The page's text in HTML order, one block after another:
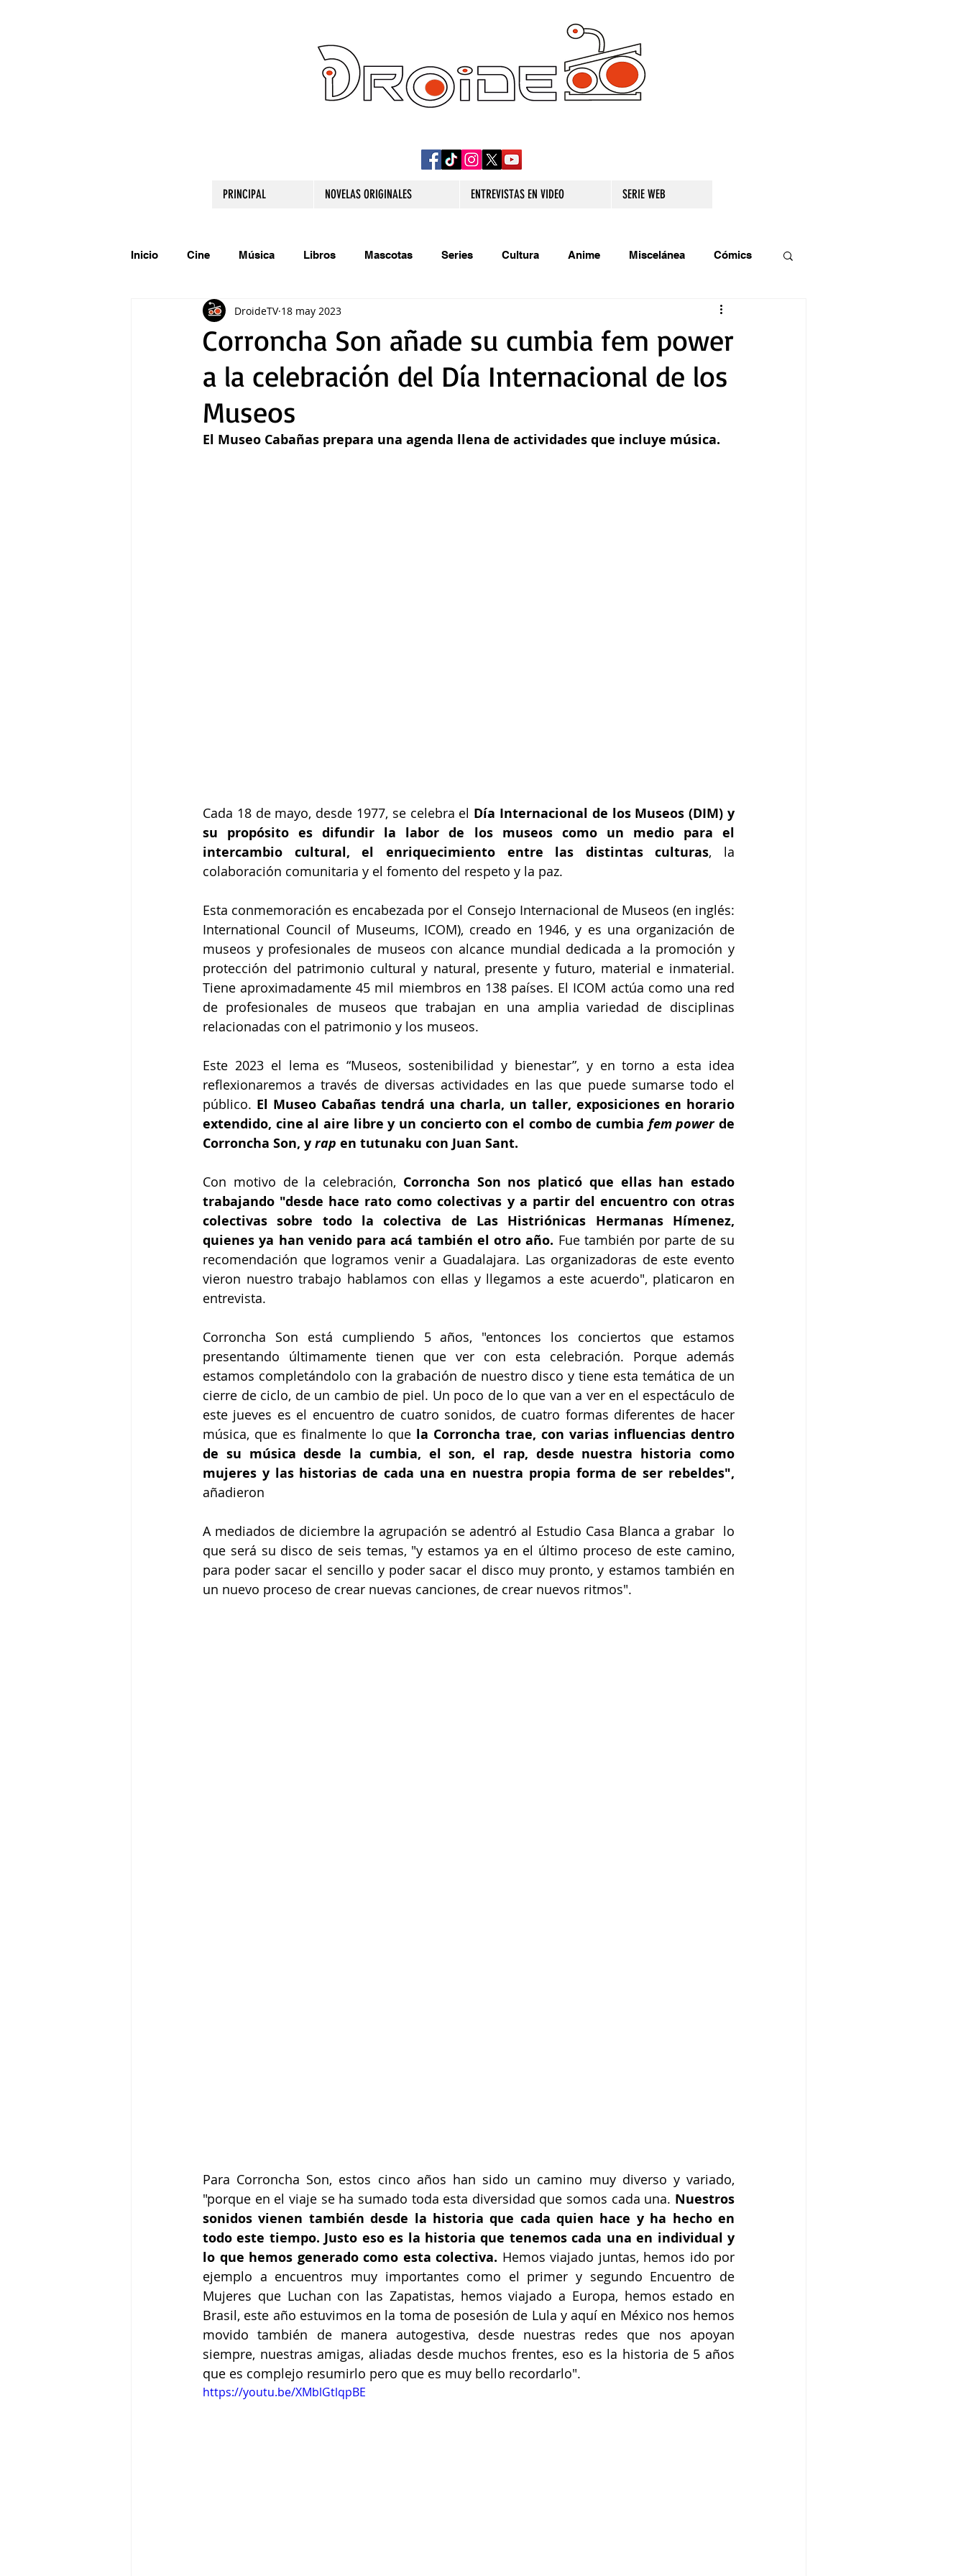
PRINCIPAL NOVELAS ORIGINALES ENTREVISTAS EN VIDEO SERIE WEB
Inicio Cine Música Libros Mascotas Series Cultura Anime Miscelánea Cómics
Comparte tu talento Relatos originales
Gastronomía Tecnología
Corroncha Son añade su cumbia fem power
a la celebración del Día Internacional de los
Museos
DroideTV 18 may 2023
El Museo Cabañas prepara una agenda llena de actividades que incluye música.
Cada 18 de mayo, desde 1977, se celebra el Día Internacional de los Museos (DIM) y
su propósito es difundir la labor de los museos como un medio para el
intercambio cultural, el enriquecimiento entre las distintas culturas, la
colaboración comunitaria y el fomento del respeto y la paz.
Esta conmemoración es encabezada por el Consejo Internacional de Museos (en inglés:
International Council of Museums, ICOM), creado en 1946, y es una organización de
museos y profesionales de museos con alcance mundial dedicada a la promoción y
protección del patrimonio cultural y natural, presente y futuro, material e inmaterial.
Tiene aproximadamente 45 mil miembros en 138 países. El ICOM actúa como una red
de profesionales de museos que trabajan en una amplia variedad de disciplinas
relacionadas con el patrimonio y los museos.
Este 2023 el lema es “Museos, sostenibilidad y bienestar”, y en torno a esta idea
reflexionaremos a través de diversas actividades en las que puede sumarse todo el
público. El Museo Cabañas tendrá una charla, un taller, exposiciones en horario
extendido, cine al aire libre y un concierto con el combo de cumbia fem power de
Corroncha Son, y rap en tutunaku con Juan Sant.
Con motivo de la celebración, Corroncha Son nos platicó que ellas han estado
trabajando "desde hace rato como colectivas y a partir del encuentro con otras
colectivas sobre todo la colectiva de Las Histriónicas Hermanas Hímenez,
quienes ya han venido para acá también el otro año. Fue también por parte de su
recomendación que logramos venir a Guadalajara. Las organizadoras de este evento
vieron nuestro trabajo hablamos con ellas y llegamos a este acuerdo", platicaron en
entrevista.
Corroncha Son está cumpliendo 5 años, "entonces los conciertos que estamos
presentando últimamente tienen que ver con esta celebración. Porque además
estamos completándolo con la grabación de nuestro disco y tiene esta temática de un
cierre de ciclo, de un cambio de piel. Un poco de lo que van a ver en el espectáculo de
este jueves es el encuentro de cuatro sonidos, de cuatro formas diferentes de hacer
música, que es finalmente lo que la Corroncha trae, con varias influencias dentro
de su música desde la cumbia, el son, el rap, desde nuestra historia como
mujeres y las historias de cada una en nuestra propia forma de ser rebeldes",
añadieron
A mediados de diciembre la agrupación se adentró al Estudio Casa Blanca a grabar  lo
que será su disco de seis temas, "y estamos ya en el último proceso de este camino,
para poder sacar el sencillo y poder sacar el disco muy pronto, y estamos también en
un nuevo proceso de crear nuevas canciones, de crear nuevos ritmos".
Para Corroncha Son, estos cinco años han sido un camino muy diverso y variado,
"porque en el viaje se ha sumado toda esta diversidad que somos cada una. Nuestros
sonidos vienen también desde la historia que cada quien hace y ha hecho en
todo este tiempo. Justo eso es la historia que tenemos cada una en individual y
lo que hemos generado como esta colectiva. Hemos viajado juntas, hemos ido por
ejemplo a encuentros muy importantes como el primer y segundo Encuentro de
Mujeres que Luchan con las Zapatistas, hemos viajado a Europa, hemos estado en
Brasil, este año estuvimos en la toma de posesión de Lula y aquí en México nos hemos
movido también de manera autogestiva, desde nuestras redes que nos apoyan
siempre, nuestras amigas, aliadas desde muchos frentes, eso es la historia de 5 años
que es complejo resumirlo pero que es muy bello recordarlo".
https://youtu.be/XMblGtlqpBE